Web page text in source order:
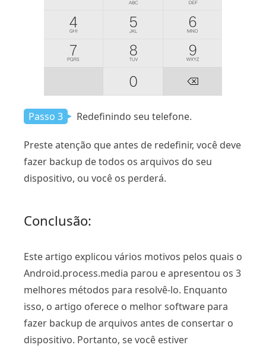
Passo 3 Redefinindo seu telefone.
Preste atenção que antes de redefinir, você deve
fazer backup de todos os arquivos do seu
dispositivo, ou você os perderá.
Conclusão:
Este artigo explicou vários motivos pelos quais o
Android.process.media parou e apresentou os 3
melhores métodos para resolvê-lo. Enquanto
isso, o artigo oferece o melhor software para
fazer backup de arquivos antes de consertar o
dispositivo. Portanto, se você estiver